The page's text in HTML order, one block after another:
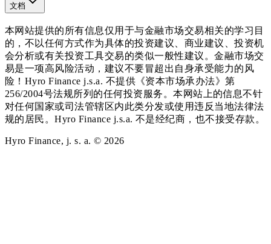
文档
本网站提供的所有信息仅用于与金融市场交易相关的学习目
的，不以任何方式作为具体的投资建议、商业建议、投资机
会分析或有关投资工具交易的类似一般性建议。金融市场交
易是一项高风险活动，建议不要冒超出自身承受能力的风
险！Hyro Finance j.s.a. 不提供《资本市场承办法》第
256/2004号法规所列的任何投资服务。本网站上的信息不针
对任何国家或司法管辖区内此类分发或使用违反当地法律法
规的居民。Hyro Finance j.s.a. 不是经纪商，也不接受存款。
Hyro Finance, j. s. a. © 2026